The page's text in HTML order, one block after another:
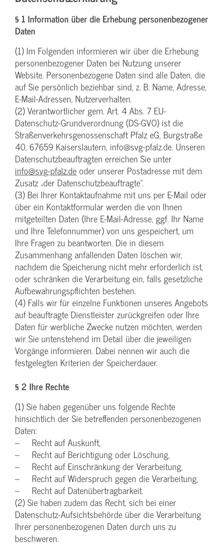
§ 1 Information über die Erhebung personenbezogener
Daten
(1) Im Folgenden informieren wir über die Erhebung
personenbezogener Daten bei Nutzung unserer
Website. Personenbezogene Daten sind alle Daten, die
auf Sie persönlich beziehbar sind, z. B. Name, Adresse,
E-Mail-Adressen, Nutzerverhalten.
(2) Verantwortlicher gem. Art. 4 Abs. 7 EU-
Datenschutz-Grundverordnung (DS-GVO) ist die
Straßenverkehrsgenossenschaft Pfalz eG, Burgstraße
40, 67659 Kaiserslautern, info@svg-pfalz.de. Unseren
Datenschutzbeauftragten erreichen Sie unter
info@svg-pfalz.deoder unserer Postadresse mit dem
Zusatz „der Datenschutzbeauftragte“.
(3) Bei Ihrer Kontaktaufnahme mit uns per E-Mail oder
über ein Kontaktformular werden die von Ihnen
mitgeteilten Daten (Ihre E-Mail-Adresse, ggf. Ihr Name
und Ihre Telefonnummer) von uns gespeichert, um
Ihre Fragen zu beantworten. Die in diesem
Zusammenhang anfallenden Daten löschen wir,
nachdem die Speicherung nicht mehr erforderlich ist,
oder schränken die Verarbeitung ein, falls gesetzliche
Aufbewahrungspflichten bestehen.
(4) Falls wir für einzelne Funktionen unseres Angebots
auf beauftragte Dienstleister zurückgreifen oder Ihre
Daten für werbliche Zwecke nutzen möchten, werden
wir Sie untenstehend im Detail über die jeweiligen
Vorgänge informieren. Dabei nennen wir auch die
festgelegten Kriterien der Speicherdauer.
§ 2 Ihre Rechte
(1) Sie haben gegenüber uns folgende Rechte
hinsichtlich der Sie betreffenden personenbezogenen
Daten:
– Recht auf Auskunft,
– Recht auf Berichtigung oder Löschung,
– Recht auf Einschränkung der Verarbeitung,
– Recht auf Widerspruch gegen die Verarbeitung,
– Recht auf Datenübertragbarkeit.
(2) Sie haben zudem das Recht, sich bei einer
Datenschutz-Aufsichtsbehörde über die Verarbeitung
Ihrer personenbezogenen Daten durch uns zu
beschweren.